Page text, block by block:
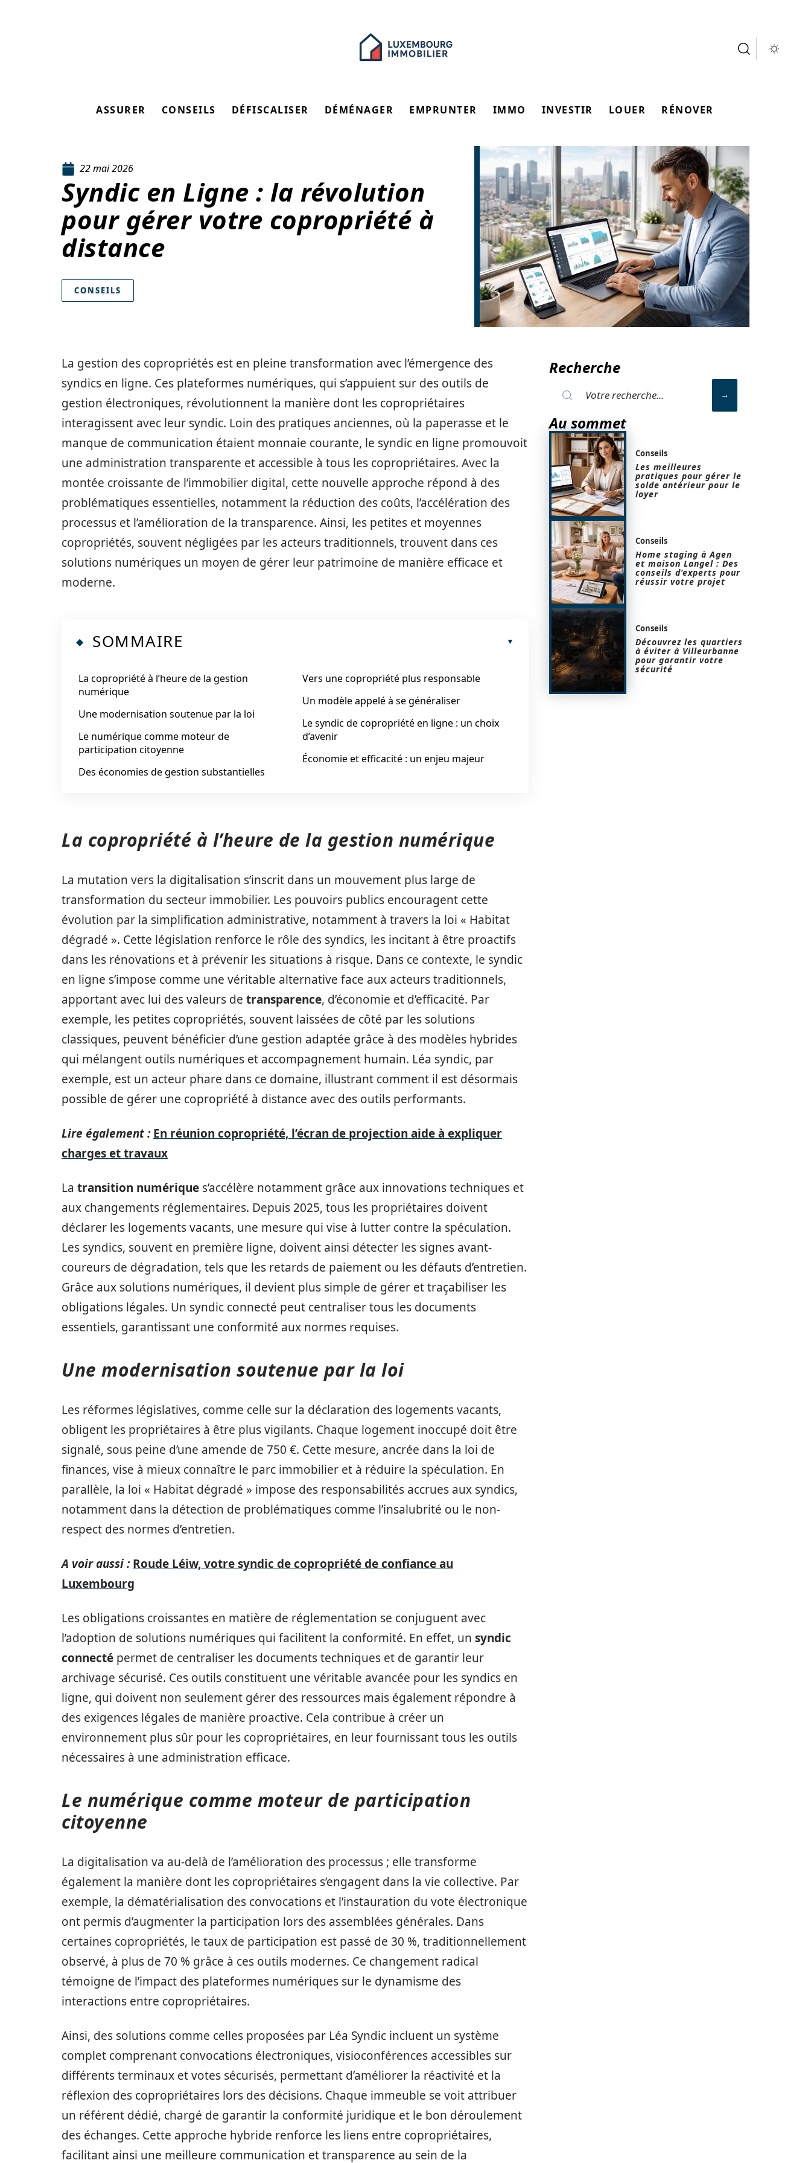
ASSURER CONSEILS DÉFISCALISER DÉMÉNAGER EMPRUNTER IMMO INVESTIR LOUER RÉNOVER
22 mai 2026
Syndic en Ligne : la révolution
pour gérer votre copropriété à
distance
CONSEILS
La gestion des copropriétés est en pleine transformation avec l’émergence des
syndics en ligne. Ces plateformes numériques, qui s’appuient sur des outils de
gestion électroniques, révolutionnent la manière dont les copropriétaires
interagissent avec leur syndic. Loin des pratiques anciennes, où la paperasse et le
manque de communication étaient monnaie courante, le syndic en ligne promouvoit
une administration transparente et accessible à tous les copropriétaires. Avec la
montée croissante de l’immobilier digital, cette nouvelle approche répond à des
problématiques essentielles, notamment la réduction des coûts, l’accélération des
processus et l’amélioration de la transparence. Ainsi, les petites et moyennes
copropriétés, souvent négligées par les acteurs traditionnels, trouvent dans ces
solutions numériques un moyen de gérer leur patrimoine de manière efficace et
moderne.
SOMMAIRE
La copropriété à l’heure de la gestion
numérique
Une modernisation soutenue par la loi
Le numérique comme moteur de
participation citoyenne
Des économies de gestion substantielles
Vers une copropriété plus responsable
Un modèle appelé à se généraliser
Le syndic de copropriété en ligne : un choix
d’avenir
Économie et efficacité : un enjeu majeur
La copropriété à l’heure de la gestion numérique
La mutation vers la digitalisation s’inscrit dans un mouvement plus large de
transformation du secteur immobilier. Les pouvoirs publics encouragent cette
évolution par la simplification administrative, notamment à travers la loi « Habitat
dégradé ». Cette législation renforce le rôle des syndics, les incitant à être proactifs
dans les rénovations et à prévenir les situations à risque. Dans ce contexte, le syndic
en ligne s’impose comme une véritable alternative face aux acteurs traditionnels,
apportant avec lui des valeurs de transparence, d’économie et d’efficacité. Par
exemple, les petites copropriétés, souvent laissées de côté par les solutions
classiques, peuvent bénéficier d’une gestion adaptée grâce à des modèles hybrides
qui mélangent outils numériques et accompagnement humain. Léa syndic, par
exemple, est un acteur phare dans ce domaine, illustrant comment il est désormais
possible de gérer une copropriété à distance avec des outils performants.
Lire également : En réunion copropriété, l’écran de projection aide à expliquer
charges et travaux
La transition numérique s’accélère notamment grâce aux innovations techniques et
aux changements réglementaires. Depuis 2025, tous les propriétaires doivent
déclarer les logements vacants, une mesure qui vise à lutter contre la spéculation.
Les syndics, souvent en première ligne, doivent ainsi détecter les signes avant-
coureurs de dégradation, tels que les retards de paiement ou les défauts d’entretien.
Grâce aux solutions numériques, il devient plus simple de gérer et traçabiliser les
obligations légales. Un syndic connecté peut centraliser tous les documents
essentiels, garantissant une conformité aux normes requises.
Une modernisation soutenue par la loi
Les réformes législatives, comme celle sur la déclaration des logements vacants,
obligent les propriétaires à être plus vigilants. Chaque logement inoccupé doit être
signalé, sous peine d’une amende de 750 €. Cette mesure, ancrée dans la loi de
finances, vise à mieux connaître le parc immobilier et à réduire la spéculation. En
parallèle, la loi « Habitat dégradé » impose des responsabilités accrues aux syndics,
notamment dans la détection de problématiques comme l’insalubrité ou le non-
respect des normes d’entretien.
A voir aussi : Roude Léiw, votre syndic de copropriété de confiance au
Luxembourg
Les obligations croissantes en matière de réglementation se conjuguent avec
l’adoption de solutions numériques qui facilitent la conformité. En effet, un syndic
connecté permet de centraliser les documents techniques et de garantir leur
archivage sécurisé. Ces outils constituent une véritable avancée pour les syndics en
ligne, qui doivent non seulement gérer des ressources mais également répondre à
des exigences légales de manière proactive. Cela contribue à créer un
environnement plus sûr pour les copropriétaires, en leur fournissant tous les outils
nécessaires à une administration efficace.
Le numérique comme moteur de participation
citoyenne
La digitalisation va au-delà de l’amélioration des processus ; elle transforme
également la manière dont les copropriétaires s’engagent dans la vie collective. Par
exemple, la dématérialisation des convocations et l’instauration du vote électronique
ont permis d’augmenter la participation lors des assemblées générales. Dans
certaines copropriétés, le taux de participation est passé de 30 %, traditionnellement
observé, à plus de 70 % grâce à ces outils modernes. Ce changement radical
témoigne de l’impact des plateformes numériques sur le dynamisme des
interactions entre copropriétaires.
Ainsi, des solutions comme celles proposées par Léa Syndic incluent un système
complet comprenant convocations électroniques, visioconférences accessibles sur
différents terminaux et votes sécurisés, permettant d’améliorer la réactivité et la
réflexion des copropriétaires lors des décisions. Chaque immeuble se voit attribuer
un référent dédié, chargé de garantir la conformité juridique et le bon déroulement
des échanges. Cette approche hybride renforce les liens entre copropriétaires,
facilitant ainsi une meilleure communication et transparence au sein de la
Recherche
Au sommet
Conseils
Les meilleures
pratiques pour gérer le
solde antérieur pour le
loyer
Conseils
Home staging à Agen
et maison Langel : Des
conseils d’experts pour
réussir votre projet
Conseils
Découvrez les quartiers
à éviter à Villeurbanne
pour garantir votre
sécurité